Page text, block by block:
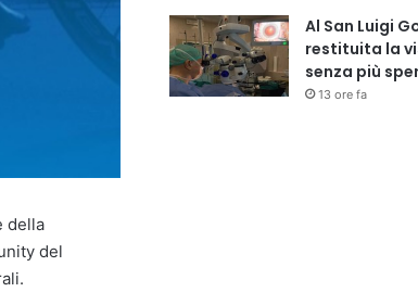
della
del
Al San Luigi
restituita la
senza più
13 ore fa